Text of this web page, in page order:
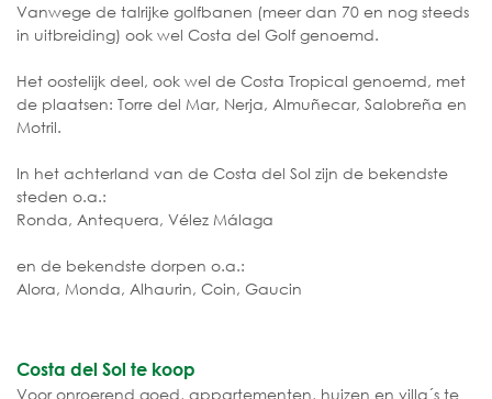
Vanwege de talrijke golfbanen (meer dan 70 en nog steeds
in uitbreiding) ook wel Costa del Golf genoemd.
Het oostelijk deel, ook wel de Costa Tropical genoemd, met
de plaatsen: Torre del Mar, Nerja, Almuñecar, Salobreña en
Motril.
In het achterland van de Costa del Sol zijn de bekendste
steden o.a.:
Ronda, Antequera, Vélez Málaga
en de bekendste dorpen o.a.:
Alora, Monda, Alhaurin, Coin, Gaucin
Costa del Sol te koop
Voor onroerend goed, appartementen, huizen en villa´s te